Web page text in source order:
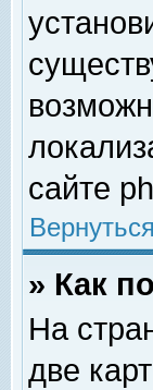
сайте
» Как
На
две